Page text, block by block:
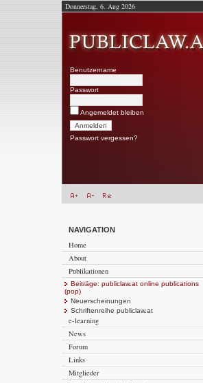
Donnerstag, 6. Aug 2026
Benutzername
Passwort
Angemeldet bleiben
Passwort vergessen?
NAVIGATION
Home
About
Publikationen
Beiträge: publiclaw.at online publications
(pop)
Neuerscheinungen
Schriftenreihe publiclaw.at
e-learning
News
Forum
Links
Mitglieder